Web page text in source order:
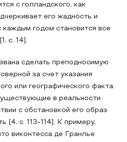
с голландского, как
его жадность и
каждым годом становится все
c. 14].
сделать преподносимую
за счет указания
или географического факта.
в реальности
с обстановкой его образ
[4, c. 113-114]. К примеру,
виконтесса де Гранлье